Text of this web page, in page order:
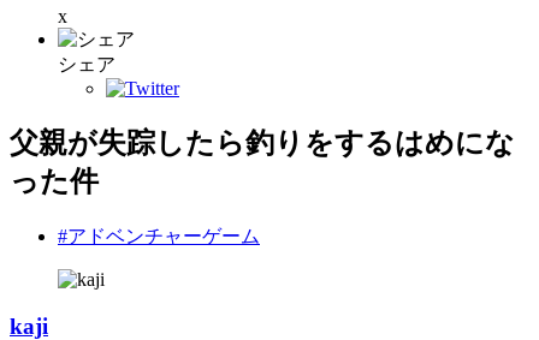
x
シェア
父親が失踪したら釣りをするはめにな
った件
#アドベンチャーゲーム
kaji